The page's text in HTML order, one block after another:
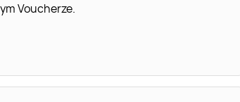
Voucherze.